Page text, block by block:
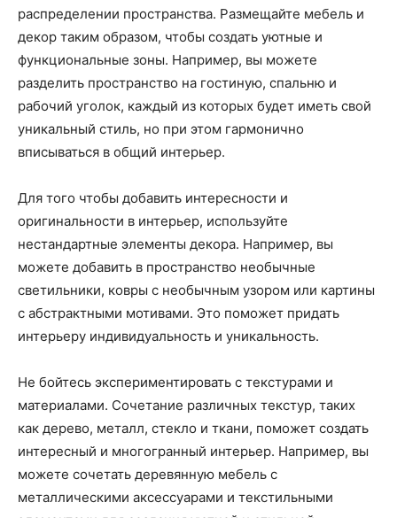
распределении пространства. Размещайте мебель и
декор таким образом, чтобы создать уютные и
функциональные зоны. Например, вы можете
разделить пространство на гостиную, спальню и
рабочий уголок, каждый из которых будет иметь свой
уникальный стиль, но при этом гармонично
вписываться в общий интерьер.
Для того чтобы добавить интересности и
оригинальности в интерьер, используйте
нестандартные элементы декора. Например, вы
можете добавить в пространство необычные
светильники, ковры с необычным узором или картины
с абстрактными мотивами. Это поможет придать
интерьеру индивидуальность и уникальность.
Не бойтесь экспериментировать с текстурами и
материалами. Сочетание различных текстур, таких
как дерево, металл, стекло и ткани, поможет создать
интересный и многогранный интерьер. Например, вы
можете сочетать деревянную мебель с
металлическими аксессуарами и текстильными